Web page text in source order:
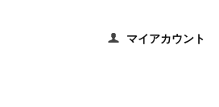
マイアカウント